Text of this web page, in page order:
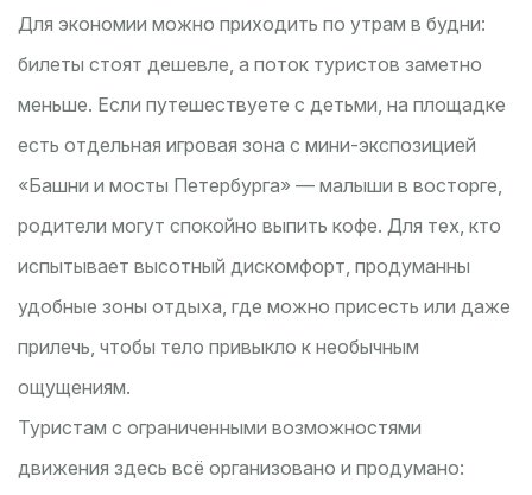
Для экономии можно приходить по утрам в будни:
билеты стоят дешевле, а поток туристов заметно
меньше. Если путешествуете с детьми, на площадке
есть отдельная игровая зона с мини-экспозицией
«Башни и мосты Петербурга» — малыши в восторге,
родители могут спокойно выпить кофе. Для тех, кто
испытывает высотный дискомфорт, продуманны
удобные зоны отдыха, где можно присесть или даже
прилечь, чтобы тело привыкло к необычным
ощущениям.
Туристам с ограниченными возможностями
движения здесь всё организовано и продумано: